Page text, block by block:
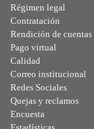
Régimen legal
Contratación
Rendición de cuentas
Pago virtual
Calidad
Correo institucional
Redes Sociales
Quejas y reclamos
Encuesta